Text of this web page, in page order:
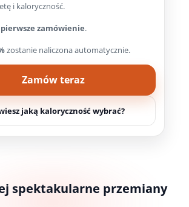
i kaloryczność.
pierwsze zamówienie.
zostanie naliczona automatycznie.
Zamów teraz
jaką kaloryczność wybrać?
spektakularne przemiany